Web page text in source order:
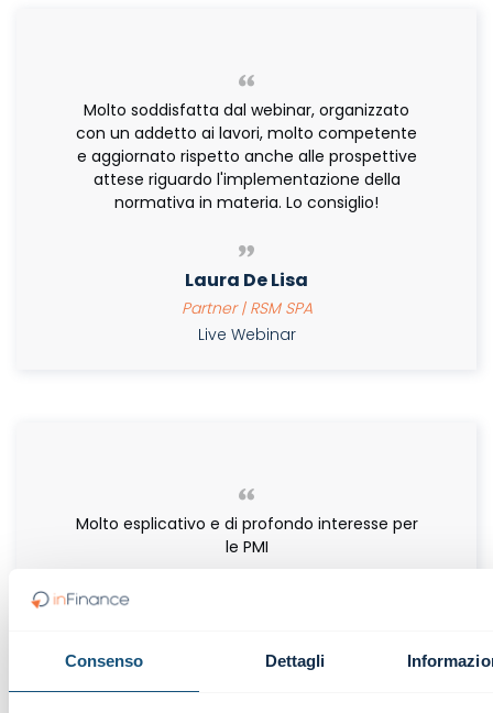
Consenso Dettagli
Molto soddisfatta dal webinar, organizzato
con un addetto ai lavori, molto competente
e aggiornato rispetto anche alle prospettive
attese riguardo l'implementazione della
normativa in materia. Lo consiglio!
Laura De Lisa
Partner | RSM SPA
Live Webinar
Molto esplicativo e di profondo interesse per
le PMI
Titolare | Dario Nunziata